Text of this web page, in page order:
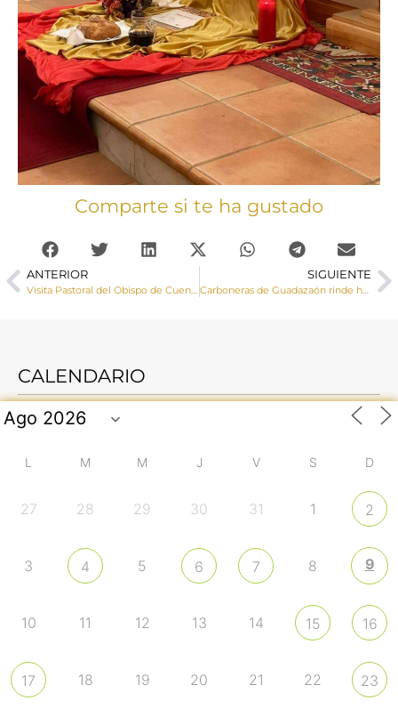
Comparte si te ha gustado
ANTERIOR SIGUIENTE
Carboneras de Guadazaón rinde homenaje a Mons. Yanguas en el Domingo de Procesiones
CALENDARIO
L M M J V S D
27 28 29 30 31 1 2
3 4 5 6 7 8 9
10 11 12 13 14 15 16
17 18 19 20 21 22 23